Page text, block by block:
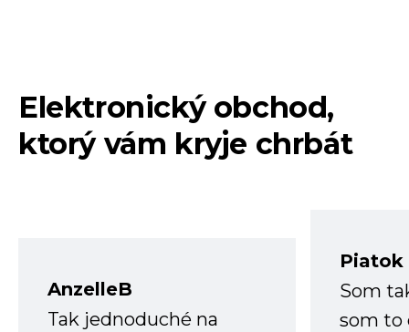
Elektronický obchod,
ktorý vám kryje chrbát
AnzelleB
Tak jednoduché na
Piatok
Som
som to